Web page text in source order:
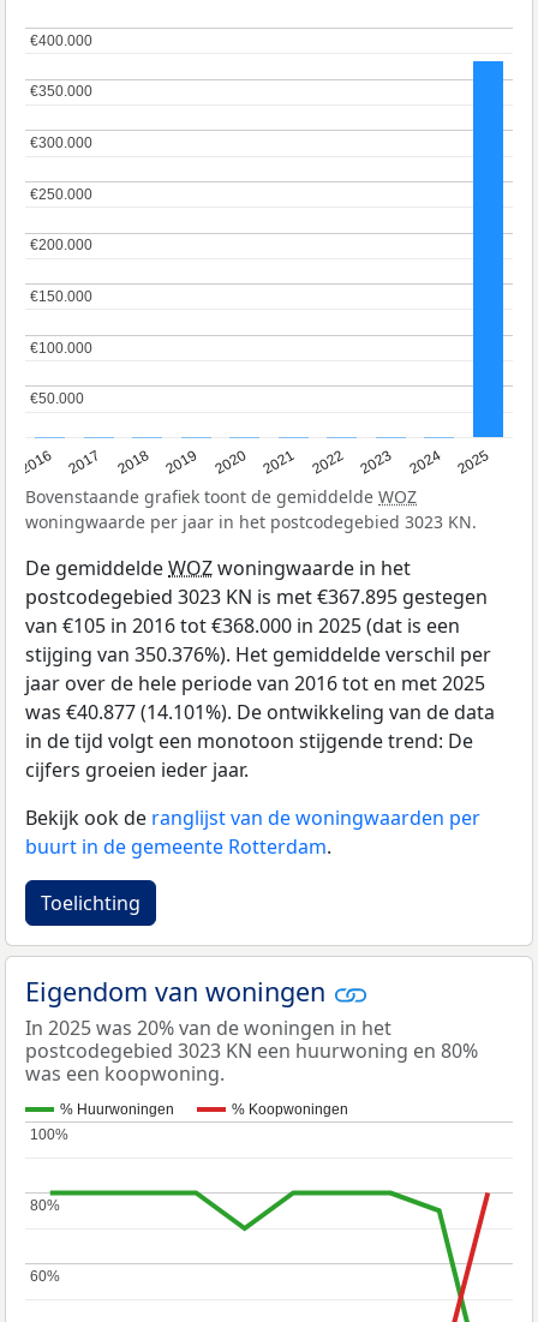
2016 2017 2018 2019 2020 2021 2022 2023 2024 2025
€50.000
€50.000
€100.000
€100.000
€150.000
€150.000
€200.000
€200.000
€250.000
€250.000
€300.000
€300.000
€350.000
€350.000
€400.000
€400.000
Bovenstaande grafiek toont de gemiddelde WOZ
woningwaarde per jaar in het postcodegebied 3023 KN.
De gemiddeldeWOZwoningwaarde in het
postcodegebied 3023 KN is met €367.895 gestegen
van €105 in 2016 tot €368.000 in 2025 (dat is een
stijging van 350.376%). Het gemiddelde verschil per
jaar over de hele periode van 2016 tot en met 2025
was €40.877 (14.101%). De ontwikkeling van de data
in de tijd volgt een monotoon stijgende trend: De
cijfers groeien ieder jaar.
Bekijk ook de ranglijst van de woningwaarden per
buurt in de gemeente Rotterdam.
Toelichting
Eigendom van woningen
In 2025 was 20% van de woningen in het
postcodegebied 3023 KN een huurwoning en 80%
was een koopwoning.
% Huurwoningen % Koopwoningen
60%
60%
80%
80%
100%
100%